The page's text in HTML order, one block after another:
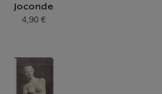
Joconde
Prix ​​actuel
4,90 €